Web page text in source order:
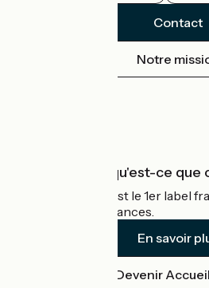
Contact
Notre
Accueil Vélo qu'est-ce que
Accueil Vélo c'est le 1er label
cyclistes en vacances.
En savoir
Devenir